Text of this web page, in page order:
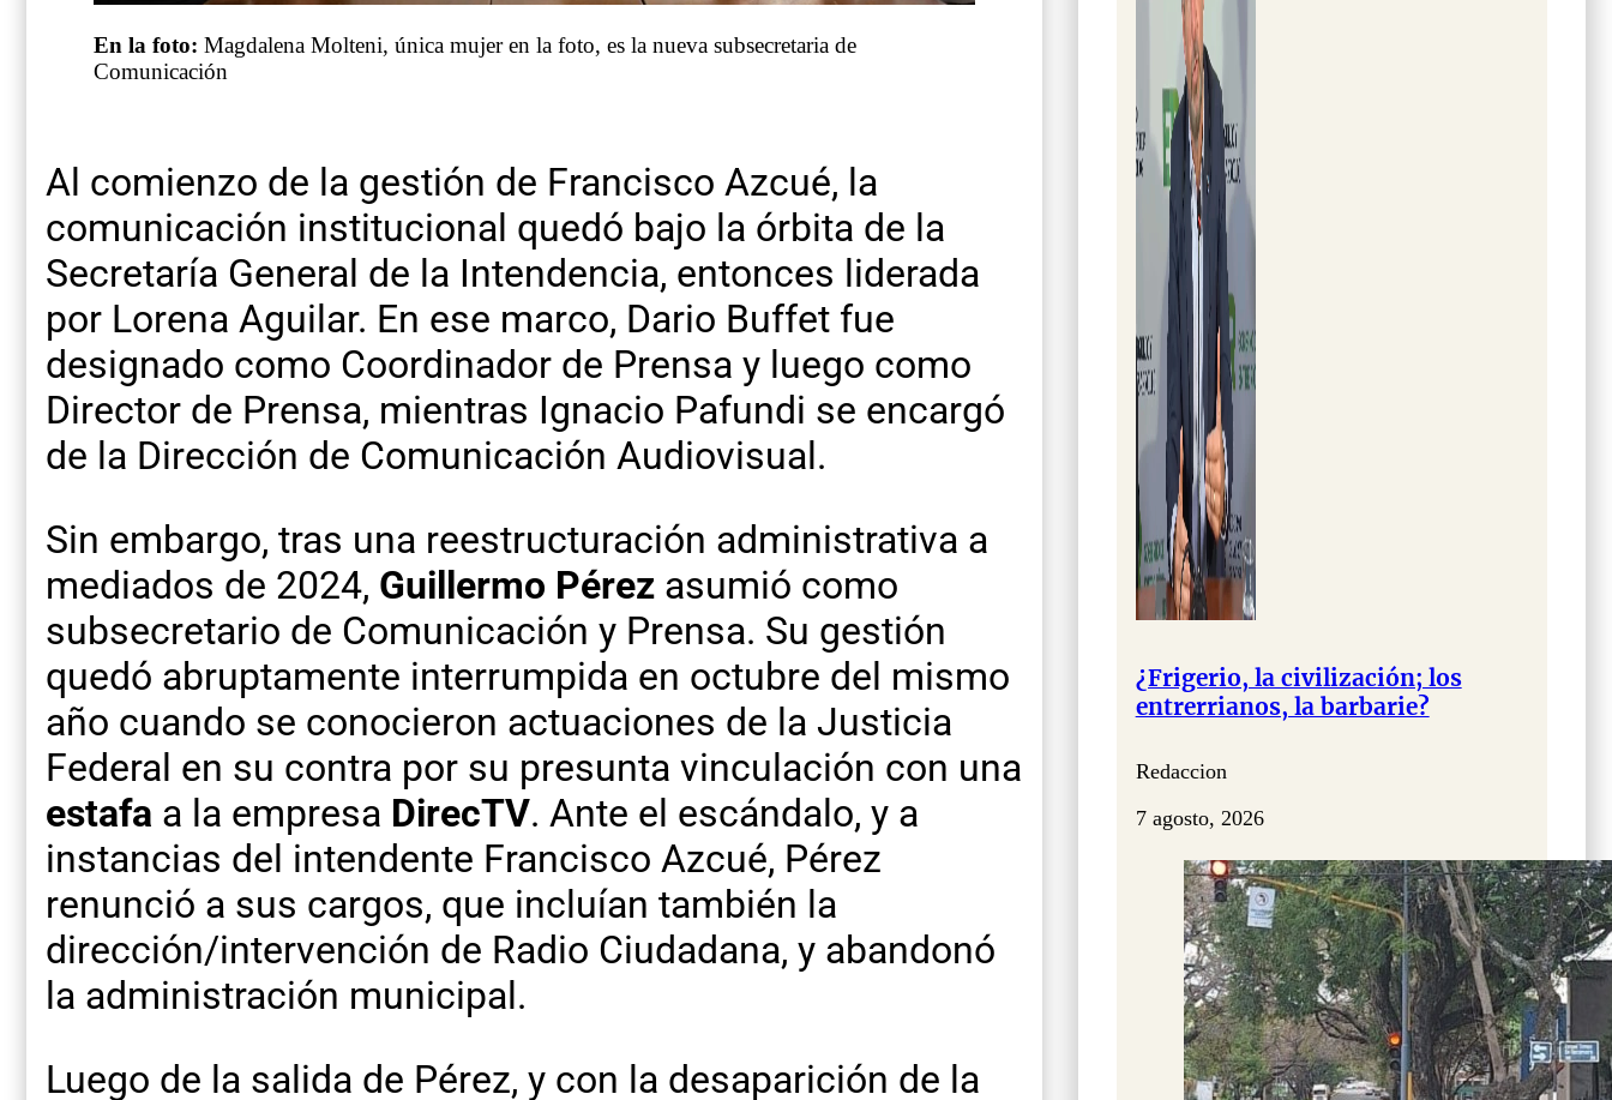
En la foto: Magdalena Molteni, única mujer en la foto, es la nueva subsecretaria de
Comunicación
Al comienzo de la gestión de Francisco Azcué, la
comunicación institucional quedó bajo la órbita de la
Secretaría General de la Intendencia, entonces liderada
por Lorena Aguilar. En ese marco, Dario Buffet fue
designado como Coordinador de Prensa y luego como
Director de Prensa, mientras Ignacio Pafundi se encargó
de la Dirección de Comunicación Audiovisual.
Sin embargo, tras una reestructuración administrativa a
mediados de 2024, Guillermo Pérez asumió como
subsecretario de Comunicación y Prensa. Su gestión
quedó abruptamente interrumpida en octubre del mismo
año cuando se conocieron actuaciones de la Justicia
Federal en su contra por su presunta vinculación con una
estafa a la empresa DirecTV. Ante el escándalo, y a
instancias del intendente Francisco Azcué, Pérez
renunció a sus cargos, que incluían también la
dirección/intervención de Radio Ciudadana, y abandonó
la administración municipal.
Luego de la salida de Pérez, y con la desaparición de la
¿Frigerio, la civilización; los
entrerrianos, la barbarie?
Redaccion
7 agosto, 2026